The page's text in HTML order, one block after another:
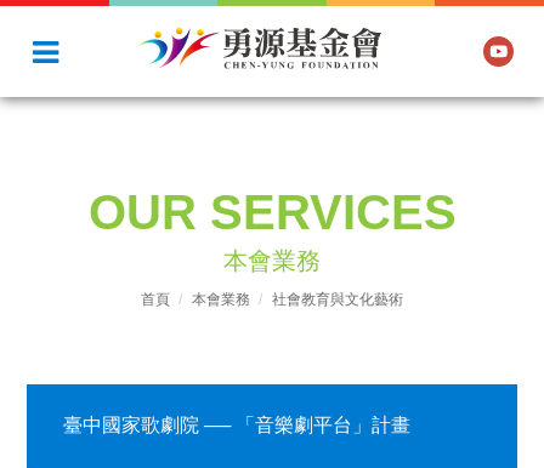
OUR SERVICES
本會業務
首頁 本會業務 社會教育與文化藝術
臺中國家歌劇院 ── 「音樂劇平台」計畫